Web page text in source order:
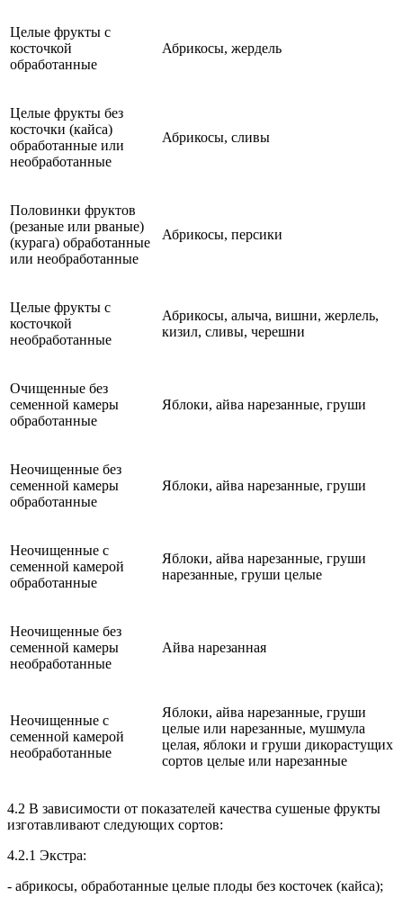
Целые фрукты с
косточкой
обработанные
Абрикосы, жердель
Целые фрукты без
косточки (кайса)
обработанные или
необработанные
Абрикосы, сливы
Половинки фруктов
(резаные или рваные)
(курага) обработанные
или необработанные
Абрикосы, персики
Целые фрукты с
косточкой
необработанные
Абрикосы, алыча, вишни, жерлель,
кизил, сливы, черешни
Очищенные без
семенной камеры
обработанные
Яблоки, айва нарезанные, груши
Неочищенные без
семенной камеры
обработанные
Яблоки, айва нарезанные, груши
Неочищенные с
семенной камерой
обработанные
Яблоки, айва нарезанные, груши
нарезанные, груши целые
Неочищенные без
семенной камеры
необработанные
Айва нарезанная
Неочищенные с
семенной камерой
необработанные
Яблоки, айва нарезанные, груши
целые или нарезанные, мушмула
целая, яблоки и груши дикорастущих
сортов целые или нарезанные
4.2 В зависимости от показателей качества сушеные фрукты
изготавливают следующих сортов:
4.2.1 Экстра:
- абрикосы, обработанные целые плоды без косточек (кайса);